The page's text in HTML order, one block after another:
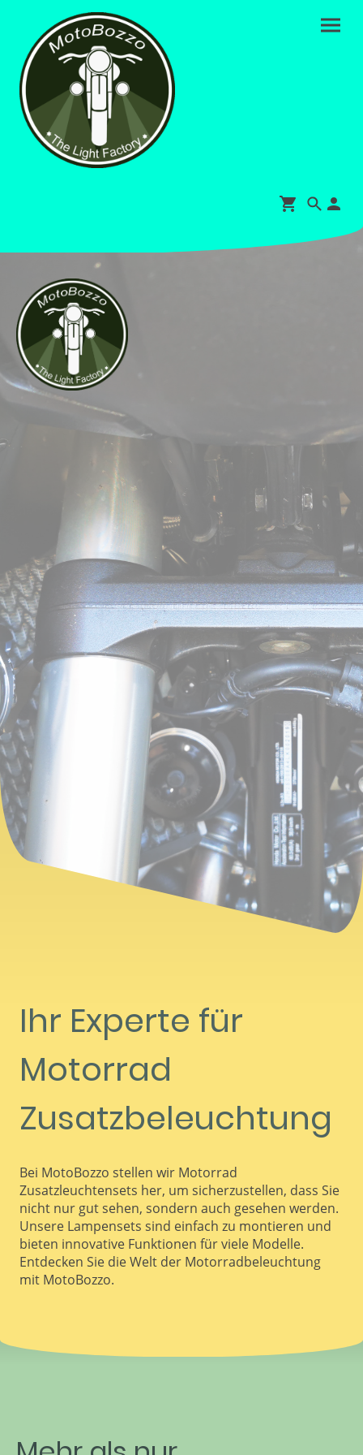
Ihr Experte für
Motorrad
Zusatzbeleuchtung
Bei MotoBozzo stellen wir Motorrad
Zusatzleuchtensets her, um sicherzustellen, dass Sie
nicht nur gut sehen, sondern auch gesehen werden.
Unsere Lampensets sind einfach zu montieren und
bieten innovative Funktionen für viele Modelle.
Entdecken Sie die Welt der Motorradbeleuchtung
mit MotoBozzo.